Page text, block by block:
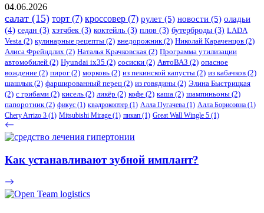
04.06.2026
салат (15) торт (7) кроссовер (7) рулет (5) новости (5) оладьи
(4) седан (3) хэтчбек (3) коктейль (3) плов (3) бутерброды (3) LADA
Vesta (2) кулинарные рецепты (2) внедорожник (2) Николай Караченцов (2)
Алиса Фрейндлих (2) Наталья Крачковская (2) Программа утилизации
автомобилей (2) ​Hyundai ix35 (2) сосиски (2) АвтоВАЗ (2) опасное
вождение (2) пирог (2) морковь (2) из пекинской капусты (2) из кабачков (2)
шашлык (2) фаршированный перец (2) из говядины (2) Элина Быстрицкая
(2) с грибами (2) кисель (2) ликёр (2) кофе (2) каша (2) шампиньоны (2)
папоротник (2) фикус (1) квадрокоптер (1) Алла Пугачева (1) Алла Борисовна (1)
Chery Arrizo 3 (1) Mitsubishi Mirage (1) пикап (1) Great Wall Wingle 5 (1)
Как устанавливают зубной имплант?